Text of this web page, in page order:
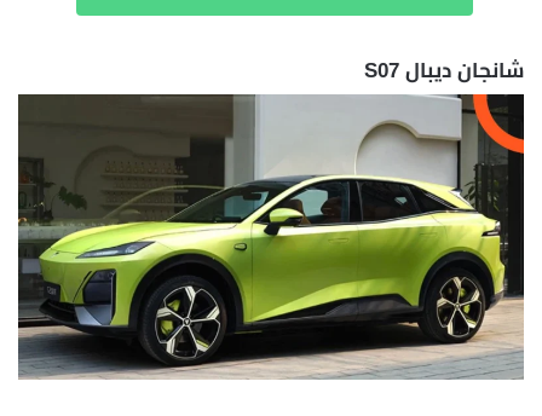
شانجان ديبال S07